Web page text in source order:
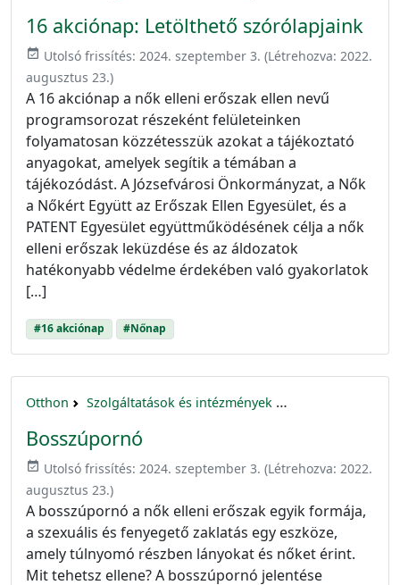
16 akciónap: Letölthető szórólapjaink
event_available Utolsó frissítés: 2024. szeptember 3. (Létrehozva: 2022.
augusztus 23.)
A 16 akciónap a nők elleni erőszak ellen nevű
programsorozat részeként felületeinken
folyamatosan közzétesszük azokat a tájékoztató
anyagokat, amelyek segítik a témában a
tájékozódást. A Józsefvárosi Önkormányzat, a Nők
a Nőkért Együtt az Erőszak Ellen Egyesület, és a
PATENT Egyesület együttműködésének célja a nők
elleni erőszak leküzdése és az áldozatok
hatékonyabb védelme érdekében való gyakorlatok
[…]
#16 akciónap #Nőnap
Otthon Szolgáltatások és intézmények
Bosszúpornó
event_available Utolsó frissítés: 2024. szeptember 3. (Létrehozva: 2022.
augusztus 23.)
A bosszúpornó a nők elleni erőszak egyik formája,
a szexuális és fenyegető zaklatás egy eszköze,
amely túlnyomó részben lányokat és nőket érint.
Mit tehetsz ellene? A bosszúpornó jelentése